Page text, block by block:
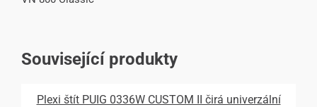
Související produkty
Plexi štít PUIG 0336W CUSTOM II čirá univerzální